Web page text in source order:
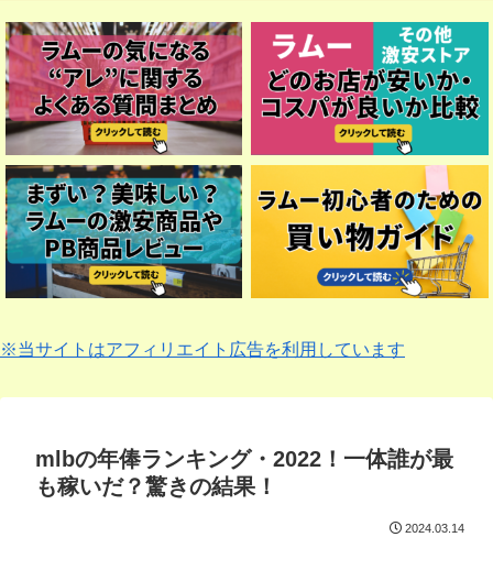
※当サイトはアフィリエイト広告を利用しています
mlbの年俸ランキング・2022！一体誰が最
も稼いだ？驚きの結果！
2024.03.14